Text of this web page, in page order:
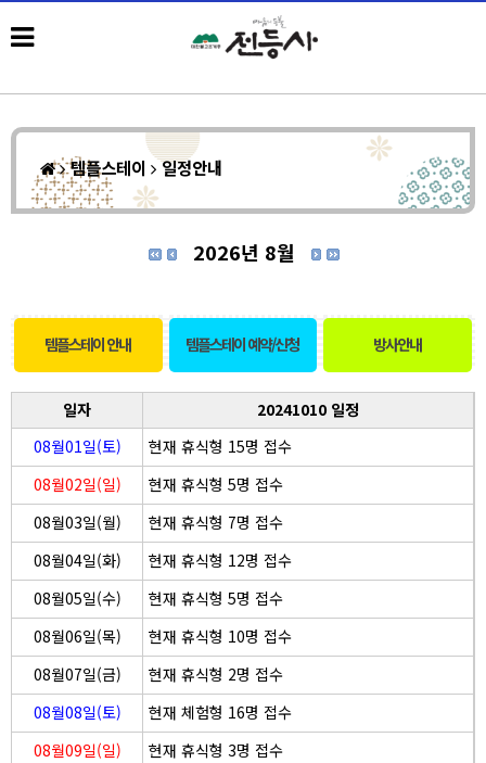
템플스테이 일정안내
2026년 8월
템플스테이 안내 템플스테이 예약/신청 방사안내
일자
20241010 일정
08월01일(토)
현재 휴식형 15명 접수
08월02일(일)
현재 휴식형 5명 접수
08월03일(월)
현재 휴식형 7명 접수
08월04일(화)
현재 휴식형 12명 접수
08월05일(수)
현재 휴식형 5명 접수
08월06일(목)
현재 휴식형 10명 접수
08월07일(금)
현재 휴식형 2명 접수
08월08일(토)
현재 체험형 16명 접수
08월09일(일)
현재 휴식형 3명 접수